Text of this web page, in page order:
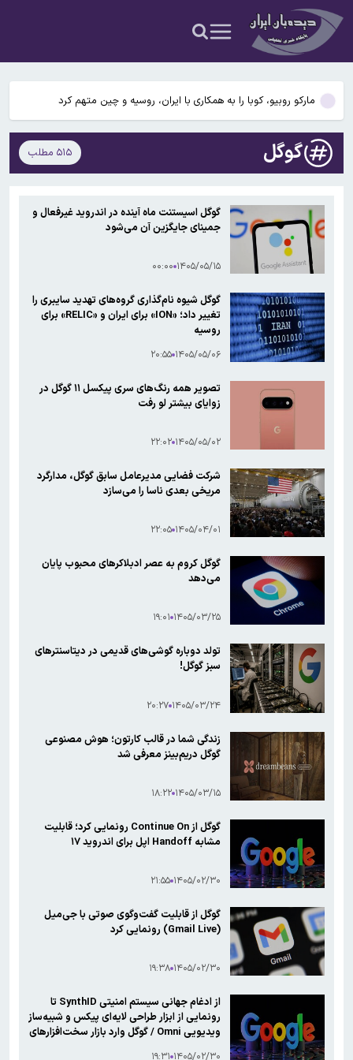
اعلام شد
وقتی مایکروسافت اپل را نجات داد / توافقی که ساخت آیفون را ممکن
کرد
قمار بزرگ استقلال روی یاسر آسانی
مارکو روبیو، کوبا را به همکاری با ایران، روسیه و چین متهم کرد
پروژه بال‌های تاشونده ایرباس وارد فاز پرواز آزمایشی می‌شود
نتایج آزمون ورودی پایه هفتم مدارس استعدادهای درخشان (سمپاد)
وقتی مایکروسافت اپل را نجات داد / توافقی که ساخت آیفون را ممکن
کرد
قمار بزرگ استقلال روی یاسر آسانی
گوگل ۵۱۵ مطلب
گوگل اسیستنت ماه آینده در اندروید غیرفعال و
جمینای جایگزین آن می‌شود
۱۴۰۵/۰۵/۱۵ ۰۰:۰۰
گوگل شیوه نام‌گذاری گروه‌های تهدید سایبری را
تغییر داد؛ «ION» برای ایران و «RELIC» برای
روسیه
۱۴۰۵/۰۵/۰۶ ۲۰:۵۵
تصویر همه رنگ‌های سری پیکسل ۱۱ گوگل در
زوایای بیشتر لو رفت
۱۴۰۵/۰۵/۰۲ ۲۲:۰۲
شرکت فضایی مدیرعامل سابق گوگل، مدارگرد
مریخی بعدی ناسا را می‌سازد
۱۴۰۵/۰۴/۰۱ ۲۲:۰۵
گوگل کروم به عصر ادبلاکرهای محبوب پایان
می‌دهد
۱۴۰۵/۰۳/۲۵ ۱۹:۰۱
تولد دوباره گوشی‌های قدیمی در دیتاسنترهای
سبز گوگل!
۱۴۰۵/۰۳/۲۴ ۲۰:۲۷
زندگی شما در قالب کارتون؛ هوش مصنوعی
گوگل دریم‌بینز معرفی شد
۱۴۰۵/۰۳/۱۵ ۱۸:۲۲
گوگل از Continue On رونمایی کرد؛ قابلیت
مشابه Handoff اپل برای اندروید ۱۷
۱۴۰۵/۰۲/۳۰ ۲۱:۵۵
گوگل از قابلیت گفت‌وگوی صوتی با جی‌میل
(Gmail Live) رونمایی کرد
۱۴۰۵/۰۲/۳۰ ۱۹:۳۸
از ادغام جهانی سیستم امنیتی SynthID تا
رونمایی از ابزار طراحی لایه‌ای پیکس و شبیه‌ساز
ویدیویی Omni / گوگل وارد بازار سخت‌افزارهای
۱۴۰۵/۰۲/۳۰ ۱۹:۳۱